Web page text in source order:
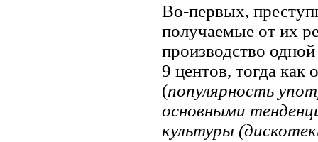
Во-первых,
получаемые от их
производство
9 центов, тогда как
(популярность
основными
культуры